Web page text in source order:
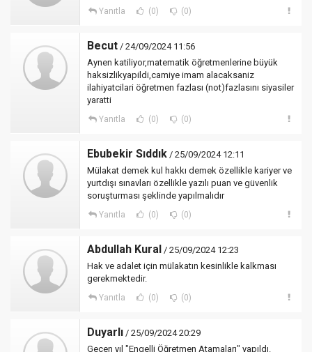
Yanıtla (0) (0)
Becut / 24/09/2024 11:56
Aynen katiliyor,matematik öğretmenlerine büyük
haksizlikyapildi,camiye imam alacaksaniz
ilahiyatcilari öğretmen fazlası (not)fazlasını siyasiler
yaratti
Yanıtla (0) (0)
Ebubekir Sıddık / 25/09/2024 12:11
Mülakat demek kul hakkı demek özellikle kariyer ve
yurtdışı sınavları özellikle yazılı puan ve güvenlik
soruşturması şeklinde yapılmalıdır
Yanıtla (0) (0)
Abdullah Kural / 25/09/2024 12:23
Hak ve adalet için mülakatın kesinlikle kalkması
gerekmektedir.
Yanıtla (0) (0)
Duyarlı / 25/09/2024 20:29
Geçen yıl "Engelli Öğretmen Atamaları" yapıldı.